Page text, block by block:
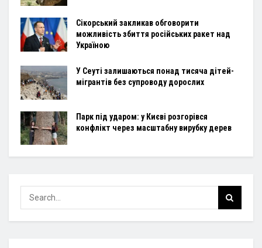
Сікорський закликав обговорити
можливість збиття російських ракет над
Україною
У Сеуті залишаються понад тисяча дітей-
мігрантів без супроводу дорослих
Парк під ударом: у Києві розгорівся
конфлікт через масштабну вирубку дерев